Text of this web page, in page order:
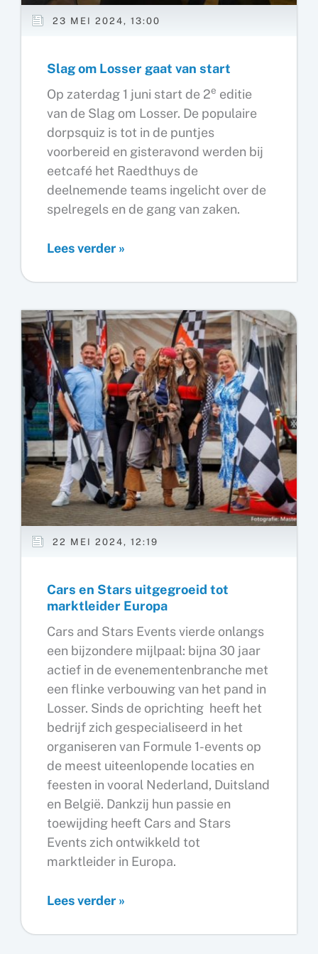
23 MEI 2024, 13:00
Slag om Losser gaat van start
Op zaterdag 1 juni start de 2e editie
van de Slag om Losser. De populaire
dorpsquiz is tot in de puntjes
voorbereid en gisteravond werden bij
eetcafé het Raedthuys de
deelnemende teams ingelicht over de
spelregels en de gang van zaken.
Slag
gaat
van
start
Lees verder »
22 MEI 2024, 12:19
Cars en Stars uitgegroeid tot
marktleider Europa
Cars and Stars Events vierde onlangs
een bijzondere mijlpaal: bijna 30 jaar
actief in de evenementenbranche met
een flinke verbouwing van het pand in
Losser. Sinds de oprichting heeft het
bedrijf zich gespecialiseerd in het
organiseren van Formule 1-events op
de meest uiteenlopende locaties en
feesten in vooral Nederland, Duitsland
en België. Dankzij hun passie en
toewijding heeft Cars and Stars
Events zich ontwikkeld tot
marktleider in Europa.
Cars
Lees verder »